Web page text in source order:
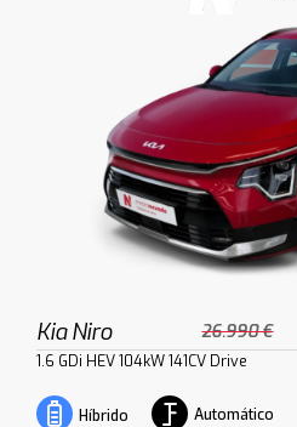
Kia Niro 26.990 €
1.6 GDi HEV 104kW 141CV Drive
Híbrido Automático